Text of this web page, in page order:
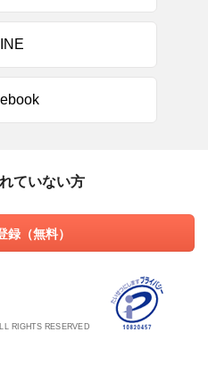
ていない方
録（無料）
RIGHTS RESERVED